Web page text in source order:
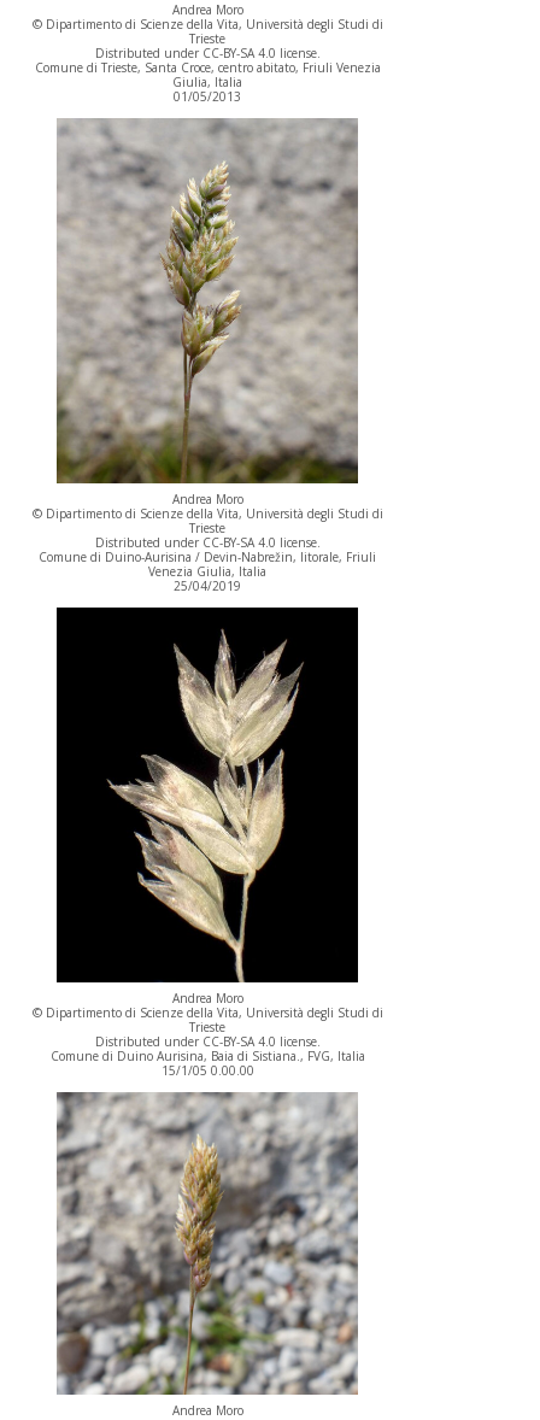
Andrea Moro
© Dipartimento di Scienze della Vita, Università degli Studi di
Trieste
Distributed under CC-BY-SA 4.0 license.
Comune di Trieste, Santa Croce, centro abitato, Friuli Venezia
Giulia, Italia
01/05/2013
Andrea Moro
© Dipartimento di Scienze della Vita, Università degli Studi di
Trieste
Distributed under CC-BY-SA 4.0 license.
Comune di Duino-Aurisina / Devin-Nabrežin, litorale, Friuli
Venezia Giulia, Italia
25/04/2019
Andrea Moro
© Dipartimento di Scienze della Vita, Università degli Studi di
Trieste
Distributed under CC-BY-SA 4.0 license.
Comune di Duino Aurisina, Baia di Sistiana., FVG, Italia
15/1/05 0.00.00
Andrea Moro